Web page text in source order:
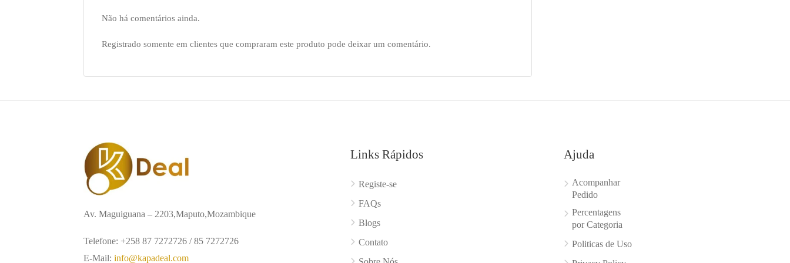
Não há comentários ainda.
Registrado somente em clientes que compraram este produto pode deixar um comentário.
Av. Maguiguana – 2203,Maputo,Mozambique
Telefone: +258 87 7272726 / 85 7272726
E-Mail: info@kapadeal.com
Links Rápidos
Registe-se
FAQs
Blogs
Contato
Ajuda
Acompanhar
Pedido
Percentagens
por Categoria
Politicas de Uso